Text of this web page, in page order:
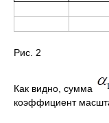
Рис. 2
Как видно, сумма
коэффициент